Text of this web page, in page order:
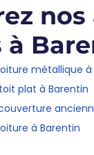
à
métallique à
plat à Barentin
à Barentin